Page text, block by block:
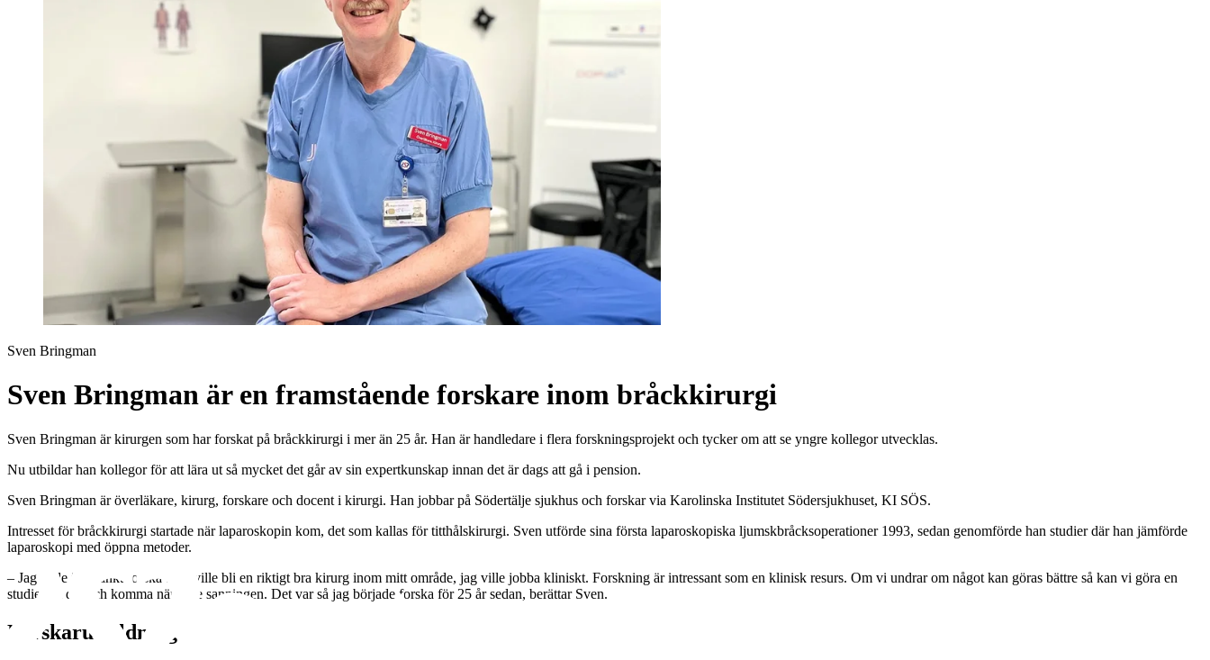
Sven Bringman
Sven Bringman är en framstående forskare inom bråckkirurgi
Sven Bringman är kirurgen som har forskat på bråckkirurgi i mer än 25 år. Han är handledare i flera forskningsprojekt och tycker om att se yngre kollegor utvecklas.
Nu utbildar han kollegor för att lära ut så mycket det går av sin expertkunskap innan det är dags att gå i pension.
Sven Bringman är överläkare, kirurg, forskare och docent i kirurgi. Han jobbar på Södertälje sjukhus och forskar via Karolinska Institutet Södersjukhuset, KI SÖS.
Intresset för bråckkirurgi startade när laparoskopin kom, det som kallas för titthålskirurgi. Sven utförde sina första laparoskopiska ljumskbråcksoperationer 1993, sedan genomförde han studier där han jämförde
laparoskopi med öppna metoder.
– Jag hade inte tänkt forska utan ville bli en riktigt bra kirurg inom mitt område, jag ville jobba kliniskt. Forskning är intressant som en klinisk resurs. Om vi undrar om något kan göras bättre så kan vi göra en
studie om det och komma närmare sanningen. Det var så jag började forska för 25 år sedan, berättar Sven.
Forskarutbildning